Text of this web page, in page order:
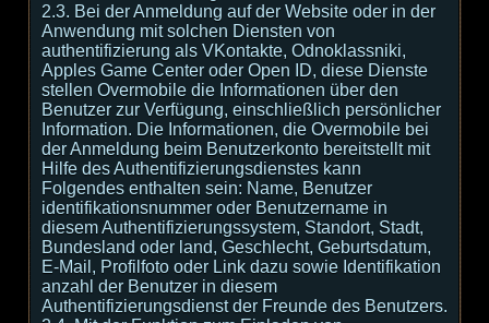
2.3. Bei der Anmeldung auf der Website oder in der
Anwendung mit solchen Diensten von
authentifizierung als VKontakte, Odnoklassniki,
Apples Game Center oder Open ID, diese Dienste
stellen Overmobile die Informationen über den
Benutzer zur Verfügung, einschließlich persönlicher
Information. Die Informationen, die Overmobile bei
der Anmeldung beim Benutzerkonto bereitstellt mit
Hilfe des Authentifizierungsdienstes kann
Folgendes enthalten sein: Name, Benutzer
identifikationsnummer oder Benutzername in
diesem Authentifizierungssystem, Standort, Stadt,
Bundesland oder land, Geschlecht, Geburtsdatum,
E-Mail, Profilfoto oder Link dazu sowie Identifikation
anzahl der Benutzer in diesem
Authentifizierungsdienst der Freunde des Benutzers.